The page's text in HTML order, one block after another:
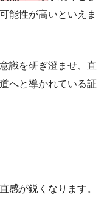
能性が高いといえま
識を研ぎ澄ませ、直
へと導かれている証
感が鋭くなります。